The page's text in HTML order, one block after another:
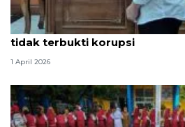
Hakim PN Medan vonis bebas
tidak terbukti korupsi
1 April 2026